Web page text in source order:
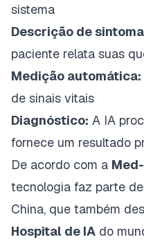
sistema
Descrição de
paciente relata suas
Medição automática:
de sinais vitais
Diagnóstico: A IA
fornece um resultado
De acordo com a
tecnologia faz parte
China, que também
Hospital de IA do